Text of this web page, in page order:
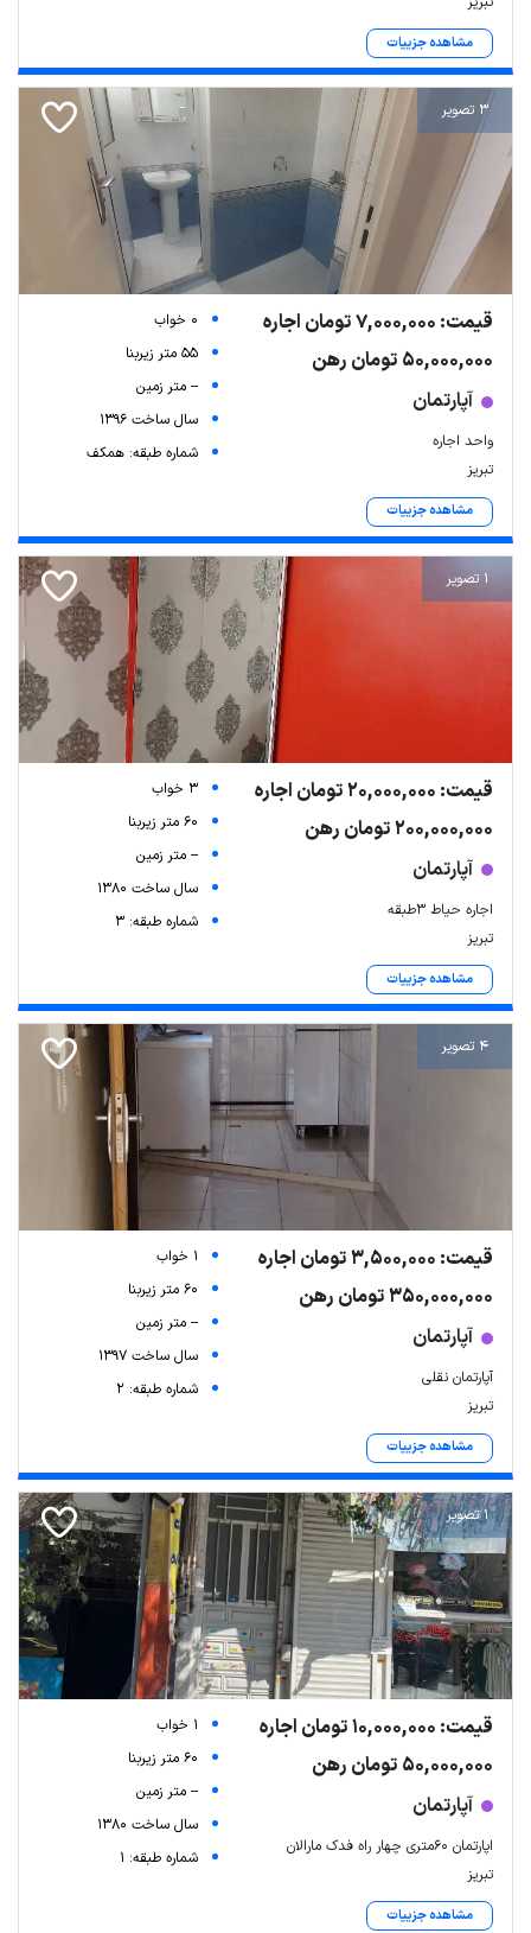
مشاهده جزییات
3 تصویر
قیمت: 7,000,000 تومان اجاره
50,000,000 تومان رهن
آپارتمان
واحد اجاره
تبریز
مشاهده جزییات
0 خواب
55 متر زیربنا
-- متر زمین
سال ساخت 1396
شماره طبقه: همکف
1 تصویر
قیمت: 20,000,000 تومان اجاره
200,000,000 تومان رهن
آپارتمان
اجاره حیاط ۳طبقه
تبریز
مشاهده جزییات
3 خواب
60 متر زیربنا
-- متر زمین
سال ساخت 1380
شماره طبقه: 3
4 تصویر
قیمت: 3,500,000 تومان اجاره
350,000,000 تومان رهن
آپارتمان
آپارتمان نقلی
تبریز
مشاهده جزییات
1 خواب
60 متر زیربنا
-- متر زمین
سال ساخت 1397
شماره طبقه: 2
1 تصویر
قیمت: 10,000,000 تومان اجاره
50,000,000 تومان رهن
آپارتمان
اپارتمان ۶۰متری چهار راه فدک مارالان
تبریز
مشاهده جزییات
1 خواب
60 متر زیربنا
-- متر زمین
سال ساخت 1380
شماره طبقه: 1